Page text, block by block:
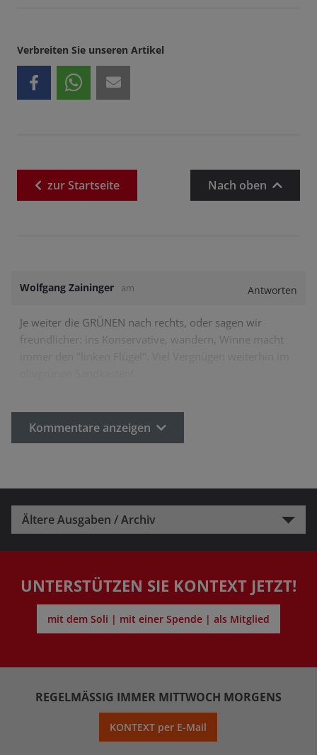
Verbreiten Sie unseren Artikel
zurStartseite Nach oben
Wolfgang Zaininger am Antworten
Je weiter die GRÜNEN nach rechts, oder sagen wir
freundlicher: ins Konservative, wandern, Winne macht
Kommentare anzeigen
Ältere Ausgaben / Archiv
UNTERSTÜTZEN SIE KONTEXT JETZT!
mit dem Soli | mit einer Spende | als Mitglied
REGELMÄSSIG IMMER MITTWOCH MORGENS
KONTEXT per E-Mail